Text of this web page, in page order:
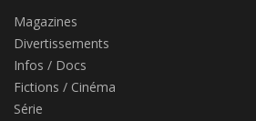
Magazines
Divertissements
Infos / Docs
Fictions / Cinéma
Série